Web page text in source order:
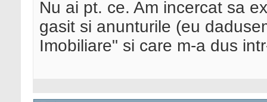
Nu ai pt. ce. Am incercat sa
gasit si anunturile (eu
Imobiliare" si care m-a dus